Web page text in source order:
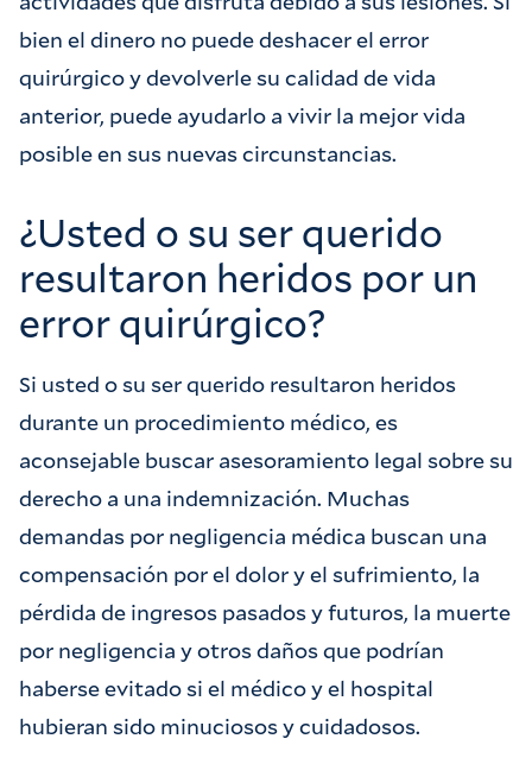
bien el dinero no puede deshacer el error
quirúrgico y devolverle su calidad de vida
anterior, puede ayudarlo a vivir la mejor vida
posible en sus nuevas circunstancias.
¿Usted o su ser querido
resultaron heridos por un
error quirúrgico?
Si usted o su ser querido resultaron heridos
durante un procedimiento médico, es
aconsejable buscar asesoramiento legal sobre su
derecho a una indemnización. Muchas
demandas por negligencia médica buscan una
compensación por el dolor y el sufrimiento, la
pérdida de ingresos pasados y futuros, la muerte
por negligencia y otros daños que podrían
haberse evitado si el médico y el hospital
hubieran sido minuciosos y cuidadosos.